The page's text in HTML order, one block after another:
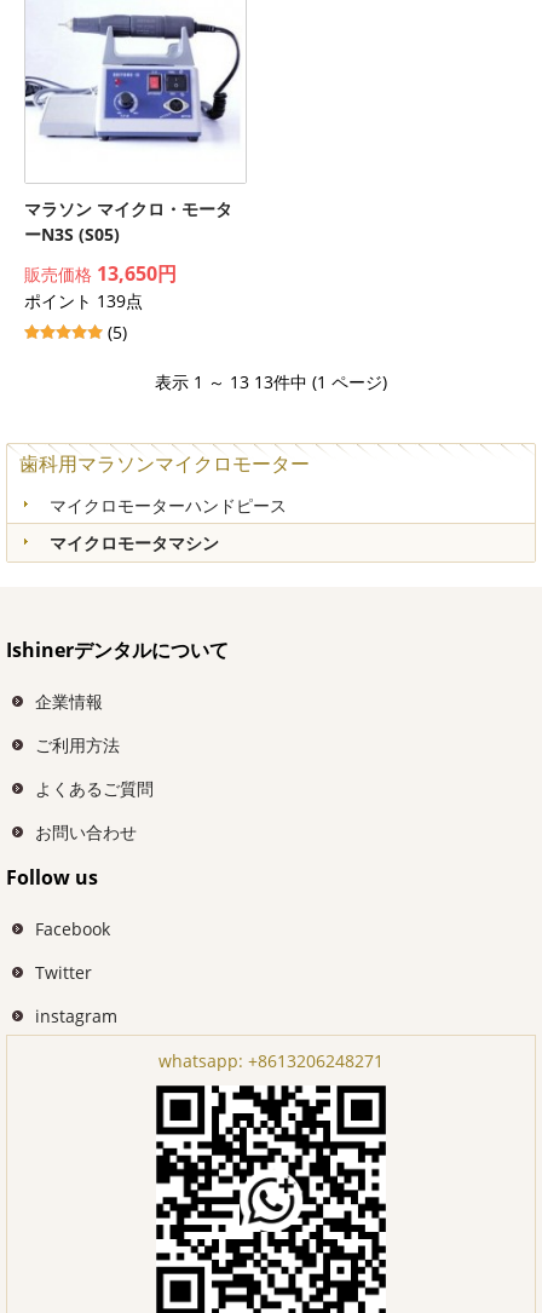
マラソン マイクロ・モータ
ーN3S (S05)
販売価格 13,650円
ポイント 139点
(5)
表示 1 ～ 13 13件中 (1 ページ)
歯科用マラソンマイクロモーター
マイクロモーターハンドピース
マイクロモータマシン
Ishinerデンタルについて
企業情報
ご利用方法
よくあるご質問
お問い合わせ
Follow us
Facebook
Twitter
instagram
whatsapp: +8613206248271